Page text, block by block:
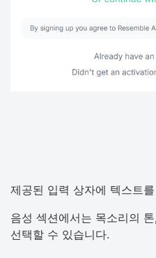
제공된 입력 상자에 텍스트
음성 섹션에서는 목소리의
선택할 수 있습니다.